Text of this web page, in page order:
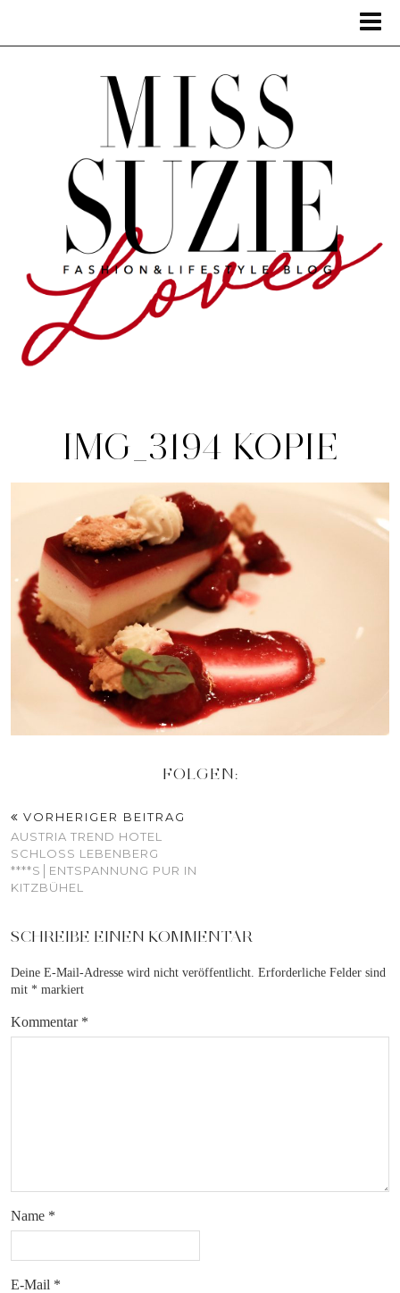
IMG_3194 KOPIE
FOLGEN:
VORHERIGER BEITRAG
AUSTRIA TREND HOTEL
SCHLOSS LEBENBERG
****S│ENTSPANNUNG PUR IN
KITZBÜHEL
SCHREIBE EINEN KOMMENTAR
Deine E-Mail-Adresse wird nicht veröffentlicht. Erforderliche Felder sind
mit * markiert
Kommentar *
Name *
E-Mail *